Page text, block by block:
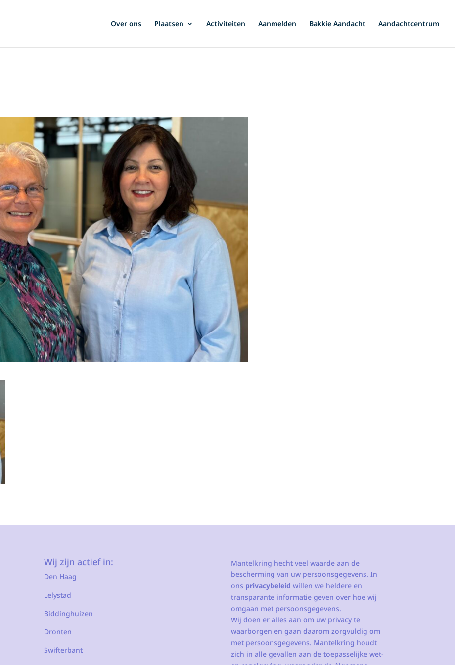
Over ons Plaatsen Activiteiten Aanmelden Bakkie Aandacht Aandachtcentrum
Wij zijn actief in:
Den Haag
Lelystad
Biddinghuizen
Dronten
Swifterbant
Mantelkring hecht veel waarde aan de
bescherming van uw persoonsgegevens. In
ons privacybeleid willen we heldere en
transparante informatie geven over hoe wij
omgaan met persoonsgegevens.
Wij doen er alles aan om uw privacy te
waarborgen en gaan daarom zorgvuldig om
met persoonsgegevens. Mantelkring houdt
zich in alle gevallen aan de toepasselijke wet-